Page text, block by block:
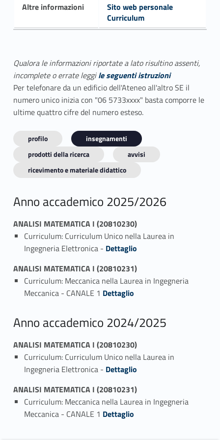
Altre informazioni
Sito web personale
Curriculum
Qualora le informazioni riportate a lato risultino assenti,
incomplete o errate leggile seguenti istruzioni
Per telefonare da un edificio dell'Ateneo all'altro SE il
numero unico inizia con "06 5733xxxx" basta comporre le
ultime quattro cifre del numero esteso.
profilo
insegnamenti
prodotti della ricerca
avvisi
ricevimento e materiale didattico
Anno accademico 2025/2026
ANALISI MATEMATICA I (20810230)
Curriculum: Curriculum Unico nella Laurea in
Ingegneria Elettronica - Link identifier #identifier_person_87668-1
Dettaglio
ANALISI MATEMATICA I (20810231)
Curriculum: Meccanica nella Laurea in Ingegneria
Meccanica - CANALE 1 Link identifier #identifier_person_158954-1
Dettaglio
Anno accademico 2024/2025
ANALISI MATEMATICA I (20810230)
Curriculum: Curriculum Unico nella Laurea in
Ingegneria Elettronica - Link identifier #identifier_person_75074-1
Dettaglio
ANALISI MATEMATICA I (20810231)
Curriculum: Meccanica nella Laurea in Ingegneria
Meccanica - CANALE 1 Link identifier #identifier_person_181751-1
Dettaglio